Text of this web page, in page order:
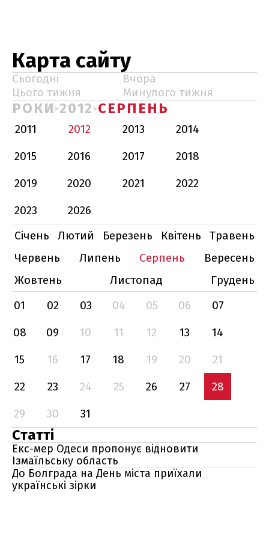
Карта сайту
Сьогодні
Вчора
Цього тижня
Минулого тижня
РОКИ 2012 СЕРПЕНЬ
2011 2012 2013
2014
2015
2016 2017
2018
2019
2020 2021
2022
2023
2026
Січень
Лютий Березень Квітень
Травень
Червень
Липень Серпень
Вересень
Жовтень
Листопад
Грудень
01
02 03 04 05 06
07
08
09 10 11 12 13
14
15
16 17 18 19 20
21
22
23 24 25 26 27
28
29
30 31
Статті
Екс-мер Одеси пропонує відновити
Ізмаїльську область
До Болграда на День міста приїхали
українські зірки